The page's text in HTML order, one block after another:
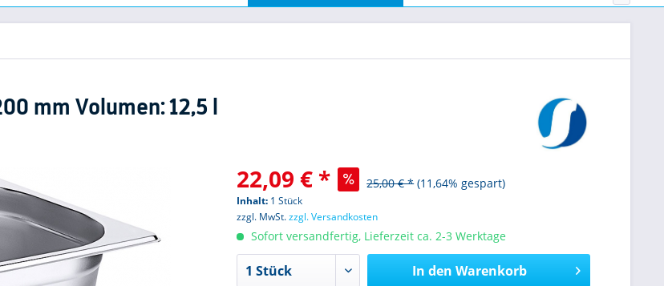
mm Volumen: 12,5 l
22,09 € * 25,00 € * (11,64% gespart)
Inhalt: 1 Stück
zzgl. MwSt.zzgl. Versandkosten
Sofort versandfertig, Lieferzeit ca. 2-3 Werktage
In den Warenkorb